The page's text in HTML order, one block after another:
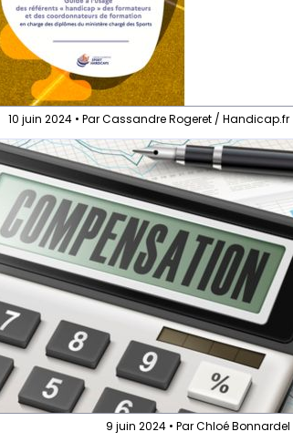
10 juin 2024 • Par Cassandre Rogeret / Handicap.fr
9 juin 2024 • Par Chloé Bonnardel